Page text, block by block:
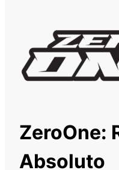
A
D
O
O
ZeroOne:
Absoluto